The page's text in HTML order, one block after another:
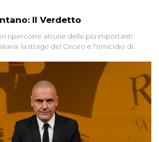
Il Verdetto
ripercorre alcune delle più importanti
la strage del Circeo e l'omicidio di